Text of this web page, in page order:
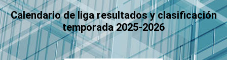
Calendario de liga resultados y clasificación
temporada 2025-2026